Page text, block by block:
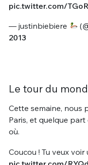
pic.twitter.com/
— justinbiebiere
2013
Le tour du
Cette semaine, nous
Paris, et quelque
où.
Coucou ! Tu veux